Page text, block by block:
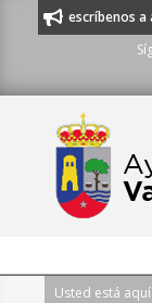
21 53 o escríbenos
Navigation
Usted está aquí